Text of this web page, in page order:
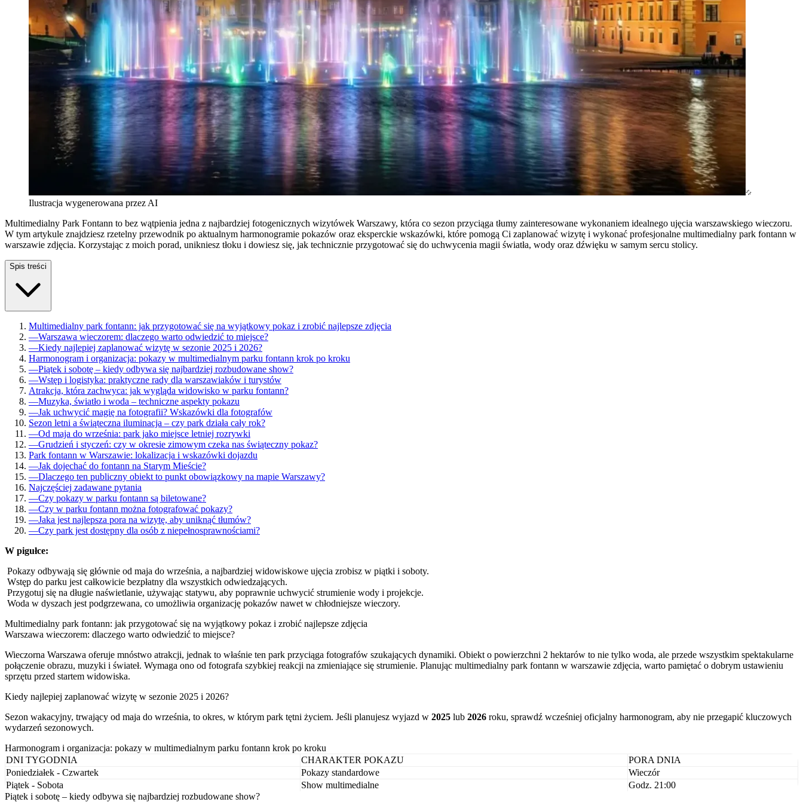
Ilustracja wygenerowana przez AI
Multimedialny Park Fontann to bez wątpienia jedna z najbardziej fotogenicznych wizytówek Warszawy, która co sezon przyciąga tłumy zainteresowane wykonaniem idealnego ujęcia warszawskiego wieczoru.
W tym artykule znajdziesz rzetelny przewodnik po aktualnym harmonogramie pokazów oraz eksperckie wskazówki, które pomogą Ci zaplanować wizytę i wykonać profesjonalne multimedialny park fontann w
warszawie zdjęcia. Korzystając z moich porad, unikniesz tłoku i dowiesz się, jak technicznie przygotować się do uchwycenia magii światła, wody oraz dźwięku w samym sercu stolicy.
Spis treści
Multimedialny park fontann: jak przygotować się na wyjątkowy pokaz i zrobić najlepsze zdjęcia
—Warszawa wieczorem: dlaczego warto odwiedzić to miejsce?
—Kiedy najlepiej zaplanować wizytę w sezonie 2025 i 2026?
Harmonogram i organizacja: pokazy w multimedialnym parku fontann krok po kroku
—Piątek i sobotę – kiedy odbywa się najbardziej rozbudowane show?
—Wstęp i logistyka: praktyczne rady dla warszawiaków i turystów
Atrakcja, która zachwyca: jak wygląda widowisko w parku fontann?
—Muzyka, światło i woda – techniczne aspekty pokazu
—Jak uchwycić magię na fotografii? Wskazówki dla fotografów
Sezon letni a świąteczna iluminacja – czy park działa cały rok?
—Od maja do września: park jako miejsce letniej rozrywki
—Grudzień i styczeń: czy w okresie zimowym czeka nas świąteczny pokaz?
Park fontann w Warszawie: lokalizacja i wskazówki dojazdu
—Jak dojechać do fontann na Starym Mieście?
—Dlaczego ten publiczny obiekt to punkt obowiązkowy na mapie Warszawy?
Najczęściej zadawane pytania
—Czy pokazy w parku fontann są biletowane?
—Czy w parku fontann można fotografować pokazy?
—Jaka jest najlepsza pora na wizytę, aby uniknąć tłumów?
—Czy park jest dostępny dla osób z niepełnosprawnościami?
W pigułce:
Pokazy odbywają się głównie od maja do września, a najbardziej widowiskowe ujęcia zrobisz w piątki i soboty.
Wstęp do parku jest całkowicie bezpłatny dla wszystkich odwiedzających.
Przygotuj się na długie naświetlanie, używając statywu, aby poprawnie uchwycić strumienie wody i projekcje.
Woda w dyszach jest podgrzewana, co umożliwia organizację pokazów nawet w chłodniejsze wieczory.
Multimedialny park fontann: jak przygotować się na wyjątkowy pokaz i zrobić najlepsze zdjęcia
Warszawa wieczorem: dlaczego warto odwiedzić to miejsce?
Wieczorna Warszawa oferuje mnóstwo atrakcji, jednak to właśnie ten park przyciąga fotografów szukających dynamiki. Obiekt o powierzchni 2 hektarów to nie tylko woda, ale przede wszystkim spektakularne
połączenie obrazu, muzyki i świateł. Wymaga ono od fotografa szybkiej reakcji na zmieniające się strumienie. Planując multimedialny park fontann w warszawie zdjęcia, warto pamiętać o dobrym ustawieniu
sprzętu przed startem widowiska.
Kiedy najlepiej zaplanować wizytę w sezonie 2025 i 2026?
Sezon wakacyjny, trwający od maja do września, to okres, w którym park tętni życiem. Jeśli planujesz wyjazd w 2025 lub 2026 roku, sprawdź wcześniej oficjalny harmonogram, aby nie przegapić kluczowych
wydarzeń sezonowych.
Harmonogram i organizacja: pokazy w multimedialnym parku fontann krok po kroku
DNI TYGODNIA
CHARAKTER POKAZU
PORA DNIA
Poniedziałek - Czwartek
Pokazy standardowe
Wieczór
Piątek - Sobota
Show multimedialne
Godz. 21:00
Piątek i sobotę – kiedy odbywa się najbardziej rozbudowane show?